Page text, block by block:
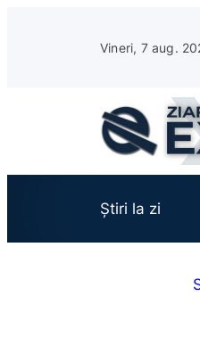
Vineri, 7 aug.
Știri la zi